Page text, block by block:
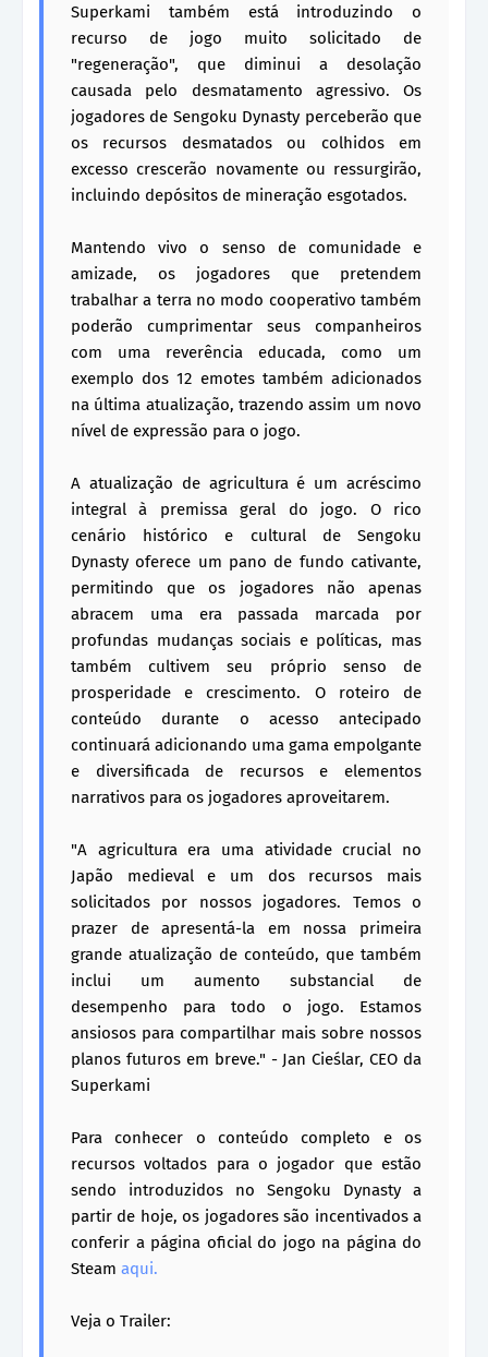
Superkami também está introduzindo o
recurso de jogo muito solicitado de
"regeneração", que diminui a desolação
causada pelo desmatamento agressivo. Os
jogadores de Sengoku Dynasty perceberão que
os recursos desmatados ou colhidos em
excesso crescerão novamente ou ressurgirão,
incluindo depósitos de mineração esgotados.
Mantendo vivo o senso de comunidade e
amizade, os jogadores que pretendem
trabalhar a terra no modo cooperativo também
poderão cumprimentar seus companheiros
com uma reverência educada, como um
exemplo dos 12 emotes também adicionados
na última atualização, trazendo assim um novo
nível de expressão para o jogo.
A atualização de agricultura é um acréscimo
integral à premissa geral do jogo. O rico
cenário histórico e cultural de Sengoku
Dynasty oferece um pano de fundo cativante,
permitindo que os jogadores não apenas
abracem uma era passada marcada por
profundas mudanças sociais e políticas, mas
também cultivem seu próprio senso de
prosperidade e crescimento. O roteiro de
conteúdo durante o acesso antecipado
continuará adicionando uma gama empolgante
e diversificada de recursos e elementos
narrativos para os jogadores aproveitarem.
"A agricultura era uma atividade crucial no
Japão medieval e um dos recursos mais
solicitados por nossos jogadores. Temos o
prazer de apresentá-la em nossa primeira
grande atualização de conteúdo, que também
inclui um aumento substancial de
desempenho para todo o jogo. Estamos
ansiosos para compartilhar mais sobre nossos
planos futuros em breve." - Jan Cieślar, CEO da
Superkami
Para conhecer o conteúdo completo e os
recursos voltados para o jogador que estão
sendo introduzidos no Sengoku Dynasty a
partir de hoje, os jogadores são incentivados a
conferir a página oficial do jogo na página do
Steam aqui.
Veja o Trailer: